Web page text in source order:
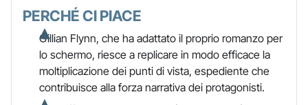
PERCHÉ CI PIACE
Gillian Flynn, che ha adattato il proprio romanzo per
lo schermo, riesce a replicare in modo efficace la
moltiplicazione dei punti di vista, espediente che
contribuisce alla forza narrativa dei protagonisti.